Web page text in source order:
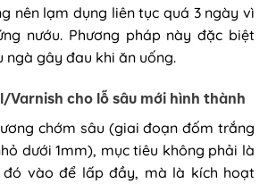
nên lạm dụng liên tục quá 3 ngày vì
nướu. Phương pháp này đặc biệt
ngà gây đau khi ăn uống.
Varnish cho lỗ sâu mới hình thành
chớm sâu (giai đoạn đốm trắng
dưới 1mm), mục tiêu không phải là
vào để lấp đầy, mà là kích hoạt